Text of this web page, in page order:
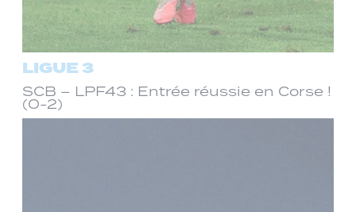
LIGUE 3
SCB – LPF43 : Entrée réussie en Corse !
(0-2)